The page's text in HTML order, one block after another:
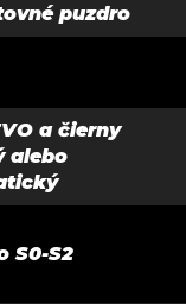
puzdro
a čierny
alebo
S0-S2